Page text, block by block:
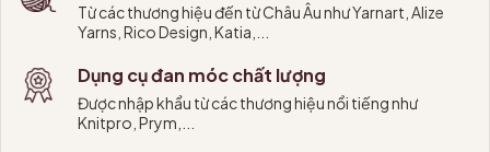
Từ các thương hiệu đến từ Châu Âu như Yarnart, Alize
Yarns, Rico Design, Katia,...
Dụng cụ đan móc chất lượng
Được nhập khẩu từ các thương hiệu nổi tiếng như
Knitpro, Prym,...